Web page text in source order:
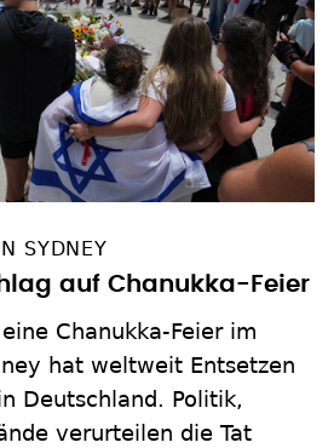
SYDNEY
auf Chanukka-Feier
Chanukka-Feier im
hat weltweit Entsetzen
Deutschland. Politik,
verurteilen die Tat